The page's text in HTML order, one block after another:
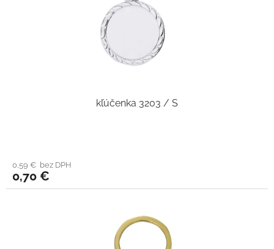
kľúčenka 3203 / S
0,59 € bez DPH
0,70 €